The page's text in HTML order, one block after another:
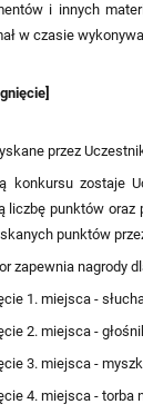
i innych
w czasie
przez
konkursu zostaje
liczbę punktów oraz
punktów
zapewnia nagrody
1. miejsca -
2. miejsca -
3. miejsca -
4. miejsca - torba